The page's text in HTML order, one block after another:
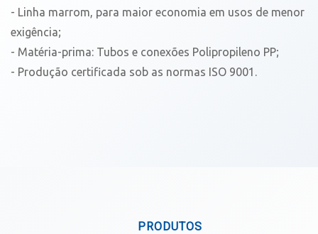
- Linha marrom, para maior economia em usos de menor
exigência;
- Matéria-prima: Tubos e conexões Polipropileno PP;
- Produção certificada sob as normas ISO 9001.
PRODUTOS